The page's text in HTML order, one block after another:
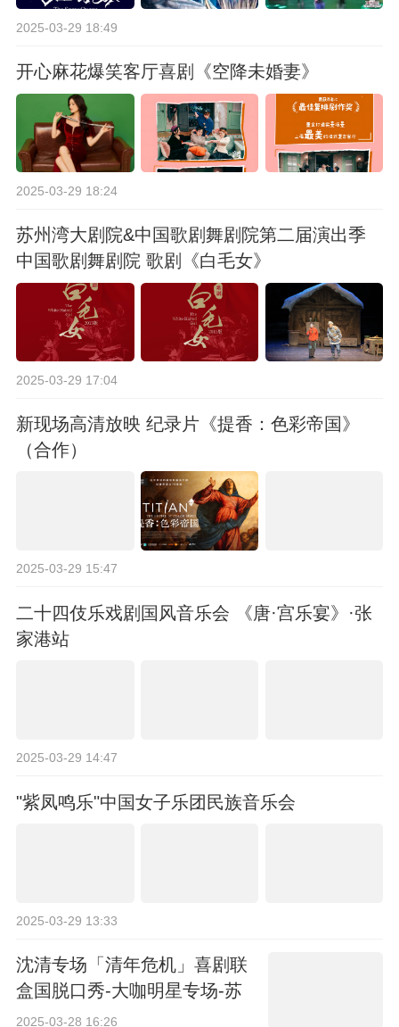
2025-03-29 18:49
开心麻花爆笑客厅喜剧《空降未婚妻》
2025-03-29 18:24
苏州湾大剧院&中国歌剧舞剧院第二届演出季
中国歌剧舞剧院 歌剧《白毛女》
2025-03-29 17:04
新现场高清放映 纪录片《提香：色彩帝国》
（合作）
2025-03-29 15:47
二十四伎乐戏剧国风音乐会 《唐·宫乐宴》·张
家港站
2025-03-29 14:47
"紫凤鸣乐"中国女子乐团民族音乐会
2025-03-29 13:33
沈清专场「清年危机」喜剧联
盒国脱口秀-大咖明星专场-苏
州站
2025-03-28 16:26